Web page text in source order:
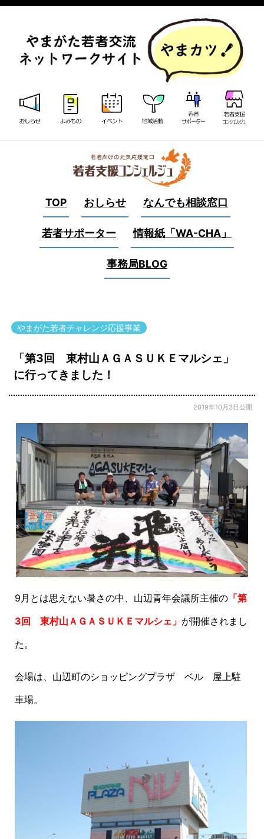
TOP おしらせ なんでも相談窓口
若者サポーター 情報紙「WA-CHA」
事務局BLOG
やまがた若者チャレンジ応援事業
「第3回 東村山ＡＧＡＳＵＫＥマルシェ」
に行ってきました！
2019年10月3日公開
9月とは思えない暑さの中、山辺青年会議所主催の 「第
3回 東村山ＡＧＡＳＵＫＥマルシェ」 が開催されまし
た。
会場は、山辺町のショッピングプラザ ベル 屋上駐
車場。